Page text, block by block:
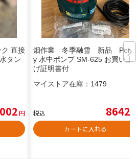
直接
タン
円
畑作業 冬季融雪 新品 Pond
y 水中ポンプ SM-625 お買い上
げ証明書付
マイストア在庫： 1479
税込 8642
カートに入れる